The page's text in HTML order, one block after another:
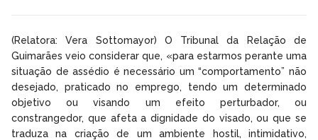
(Relatora: Vera Sottomayor) O Tribunal da Relação de
Guimarães veio considerar que, «para estarmos perante uma
situação de assédio é necessário um “comportamento” não
desejado, praticado no emprego, tendo um determinado
objetivo ou visando um efeito perturbador, ou
constrangedor, que afeta a dignidade do visado, ou que se
traduza na criação de um ambiente hostil, intimidativo,